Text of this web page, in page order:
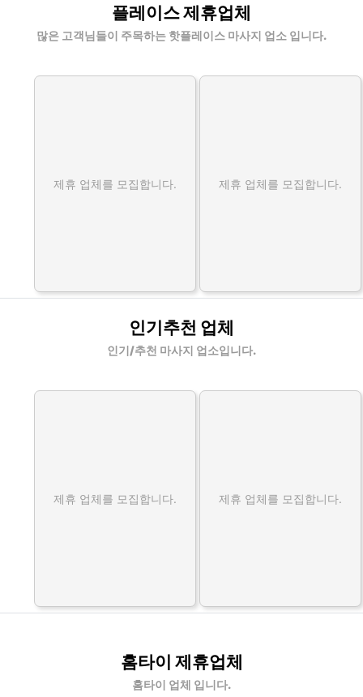
플레이스 제휴업체
많은 고객님들이 주목하는 핫플레이스 마사지 업소 입니다.
제휴 업체를 모집합니다. 제휴 업체를 모집합니다.
인기추천 업체
인기/추천 마사지 업소입니다.
제휴 업체를 모집합니다. 제휴 업체를 모집합니다.
홈타이 제휴업체
홈타이 업체 입니다.